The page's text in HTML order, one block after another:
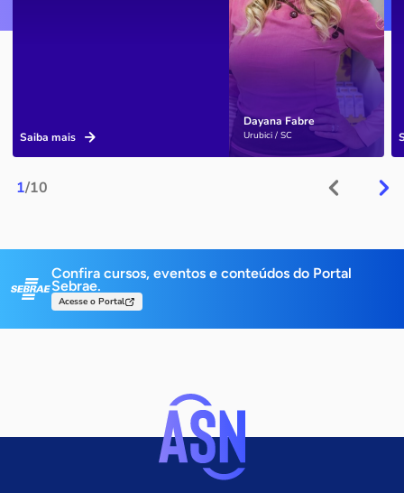
1/10
Dayana Fabre
Urubici / SC
Saiba mais
Confira cursos, eventos e conteúdos do Portal
Sebrae.
Acesse o Portal